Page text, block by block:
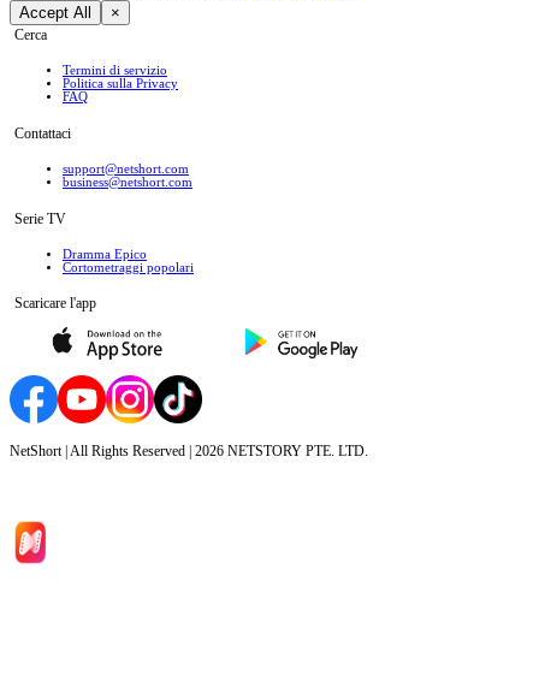
Accept All ×
Cerca
Termini di servizio
Politica sulla Privacy
FAQ
Contattaci
support@netshort.com
business@netshort.com
Serie TV
Dramma Epico
‌Cortometraggi popolari
Scaricare l'app
NetShort | All Rights Reserved | 2026 NETSTORY PTE. LTD.